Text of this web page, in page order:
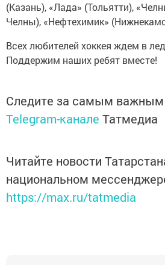
(Казань), «Лада» (Тольятти),
Челны), «Нефтехимик»
Всех любителей хоккея ждем в
Поддержим наших ребят вместе!
Следите за самым
Telegram-канале Татмедиа
Читайте новости
национальном
https://max.ru/tatmedia